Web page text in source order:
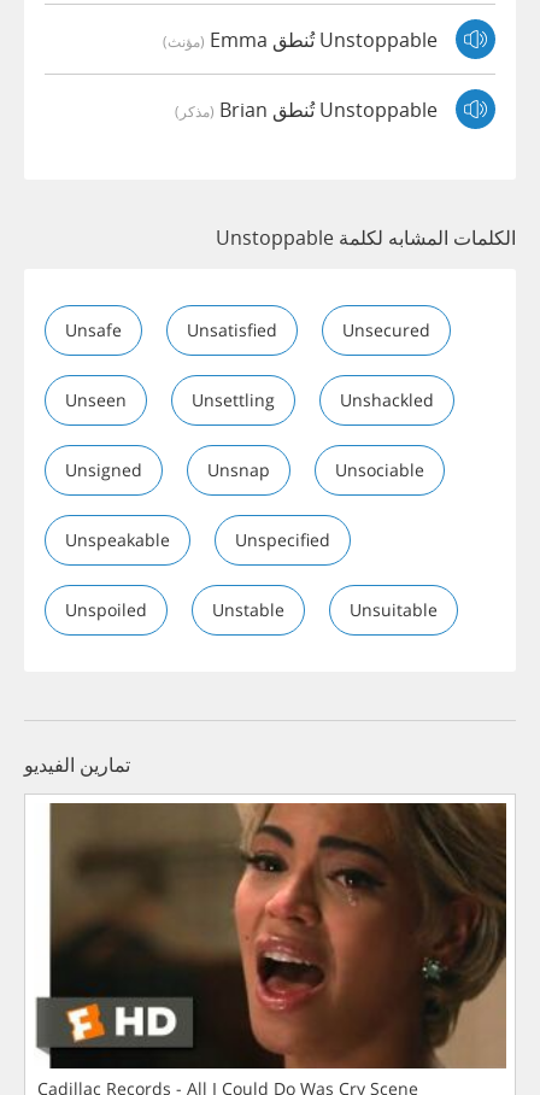
Unstoppable تُنطق Emma (مؤنث)
Unstoppable تُنطق Brian (مذكر)
الكلمات المشابه لكلمة Unstoppable
Unsafe Unsatisfied Unsecured
Unseen Unsettling Unshackled
Unsigned Unsnap Unsociable
Unspeakable Unspecified
Unspoiled Unstable Unsuitable
تمارين الفيديو
Cadillac Records - All I Could Do Was Cry Scene